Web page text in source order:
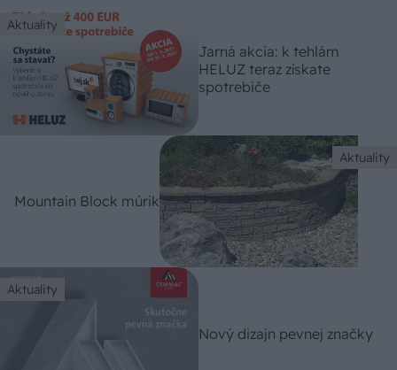
Aktuality
Jarná akcia: k tehlám
HELUZ teraz získate
spotrebiče
Aktuality
Mountain Block múrik
Aktuality
Nový dizajn pevnej značky